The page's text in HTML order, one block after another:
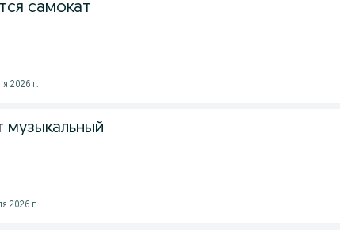
самокат
2026 г.
музыкальный
2026 г.